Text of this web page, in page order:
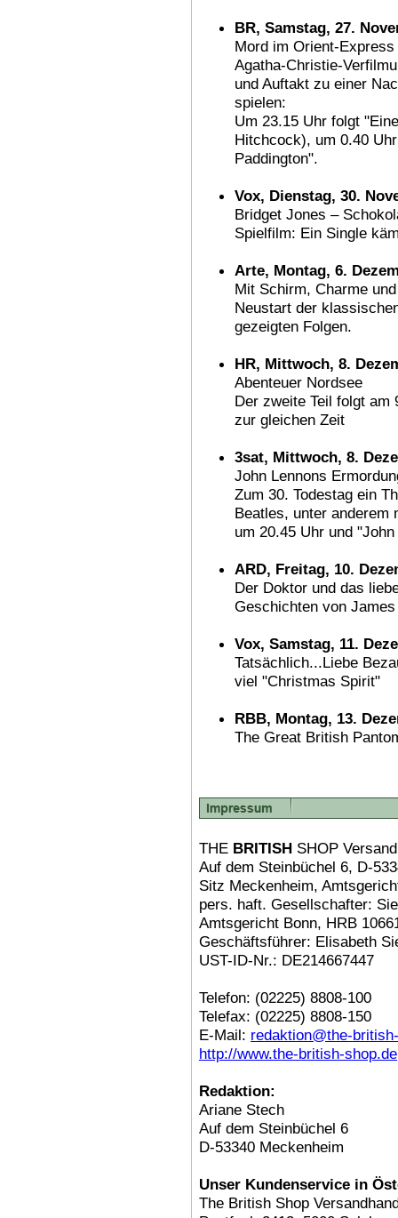
BR, Samstag, 27.
Mord im Orient-Express
Agatha-Christie-
und Auftakt zu einer
spielen:
Um 23.15 Uhr folgt
Hitchcock), um 0.40
Paddington".
Vox, Dienstag, 30.
Bridget Jones –
Spielfilm: Ein Single
Arte, Montag, 6.
Mit Schirm, Charme
Neustart der
gezeigten Folgen.
HR, Mittwoch, 8.
Abenteuer Nordsee
Der zweite Teil folgt
zur gleichen Zeit
3sat, Mittwoch, 8.
John Lennons
Zum 30. Todestag ein
Beatles, unter
um 20.45 Uhr und
ARD, Freitag, 10.
Der Doktor und das
Geschichten von
Vox, Samstag, 11.
Tatsächlich...Liebe
viel "Christmas Spirit"
RBB, Montag, 13.
The Great British
THE BRITISH SHOP
Auf dem Steinbüchel 6, D-
Sitz Meckenheim,
pers. haft. Gesellschafter:
Amtsgericht Bonn, HRB
Geschäftsführer: Elisabeth
UST-ID-Nr.: DE214667447
Telefon: (02225) 8808-100
Telefax: (02225) 8808-150
E-Mail: redaktion@the-
http://www.the-british-shop.de
Redaktion:
Ariane Stech
Auf dem Steinbüchel 6
D-53340 Meckenheim
Unser Kundenservice in
The British Shop